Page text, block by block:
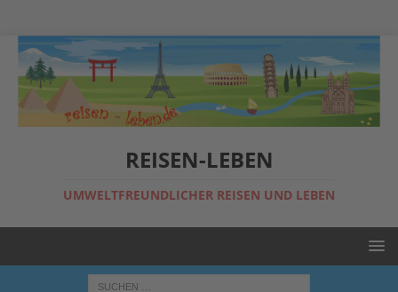
REISEN-LEBEN
UMWELTFREUNDLICHER REISEN UND LEBEN